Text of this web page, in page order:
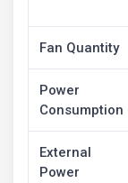
Fan Quantity
Power
Consumption
External
Power